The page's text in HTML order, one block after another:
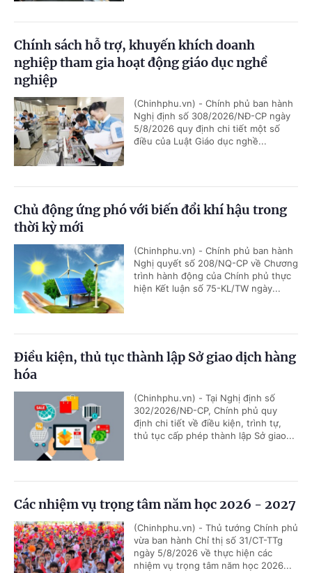
Chính sách hỗ trợ, khuyến khích doanh
nghiệp tham gia hoạt động giáo dục nghề
nghiệp
(Chinhphu.vn) - Chính phủ ban hành
Nghị định số 308/2026/NĐ-CP ngày
5/8/2026 quy định chi tiết một số
điều của Luật Giáo dục nghề...
Chủ động ứng phó với biến đổi khí hậu trong
thời kỳ mới
(Chinhphu.vn) - Chính phủ ban hành
Nghị quyết số 208/NQ-CP về Chương
trình hành động của Chính phủ thực
hiện Kết luận số 75-KL/TW ngày...
Điều kiện, thủ tục thành lập Sở giao dịch hàng
hóa
(Chinhphu.vn) - Tại Nghị định số
302/2026/NĐ-CP, Chính phủ quy
định chi tiết về điều kiện, trình tự,
thủ tục cấp phép thành lập Sở giao...
Các nhiệm vụ trọng tâm năm học 2026 - 2027
(Chinhphu.vn) - Thủ tướng Chính phủ
vừa ban hành Chỉ thị số 31/CT-TTg
ngày 5/8/2026 về thực hiện các
nhiệm vụ trọng tâm năm học 2026...